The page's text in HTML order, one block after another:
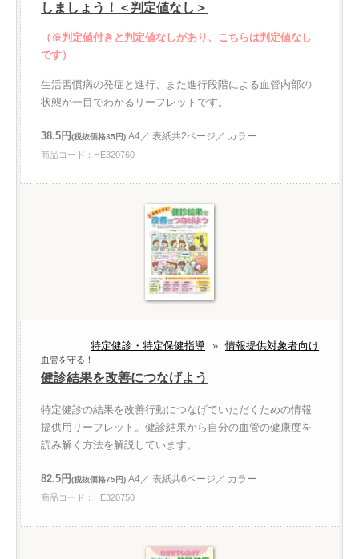
しましょう！＜判定値なし＞
（※判定値付きと判定値なしがあり、こちらは判定値なし
です）
生活習慣病の発症と進行、また進行段階による血管内部の
状態が一目でわかるリーフレットです。
38.5円(税抜価格35円) A4／ 表紙共2ページ／ カラー
商品コード：HE320760
特定健診・特定保健指導 » 情報提供対象者向け
血管を守る！
健診結果を改善につなげよう
特定健診の結果を改善行動につなげていただくための情報
提供用リーフレット。健診結果から自分の血管の健康度を
読み解く方法を解説しています。
82.5円(税抜価格75円) A4／ 表紙共6ページ／ カラー
商品コード：HE320750